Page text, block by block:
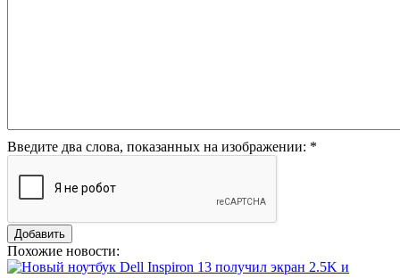
Введите два слова, показанных на изображении: *
Похожие новости: